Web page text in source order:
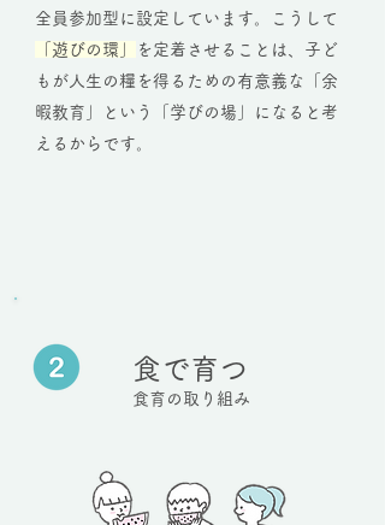
全員参加型に設定しています。こうして
「遊びの環」
を定着させることは、子ど
もが人生の糧を得るための有意義な「余
暇教育」という「学びの場」になると考
えるからです。
食で育つ
食育の取り組み